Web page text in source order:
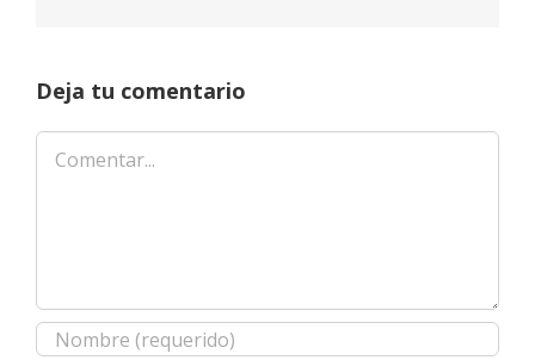
Deja tu comentario
Comentar